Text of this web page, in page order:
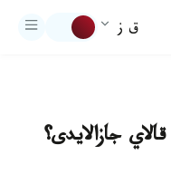
ق ز
جازالايدى؟